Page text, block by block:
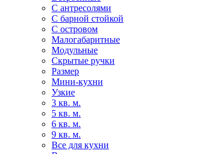
С антресолями
С барной стойкой
С островом
Малогабаритные
Модульные
Скрытые ручки
Размер
Мини-кухни
Узкие
3 кв. м.
5 кв. м.
6 кв. м.
9 кв. м.
Все для кухни